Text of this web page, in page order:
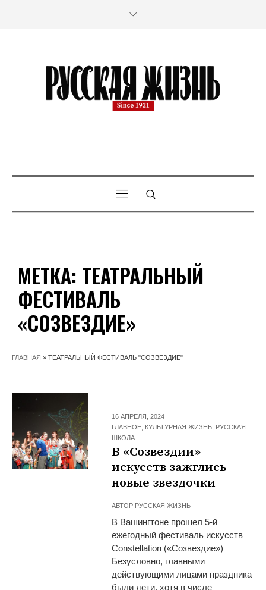
МЕТКА: ТЕАТРАЛЬНЫЙ
ФЕСТИВАЛЬ
«СОЗВЕЗДИЕ»
ГЛАВНАЯ » ТЕАТРАЛЬНЫЙ ФЕСТИВАЛЬ "СОЗВЕЗДИЕ"
16 АПРЕЛЯ, 2024
ГЛАВНОЕ КУЛЬТУРНАЯ ЖИЗНЬ РУССКАЯ
ШКОЛА
В «Созвездии»
искусств зажглись
новые звездочки
АВТОР РУССКАЯ ЖИЗНЬ
В Вашингтоне прошел 5-й
ежегодный фестиваль искусств
Constellation («Созвездие»)
Безусловно, главными
действующими лицами праздника
были дети, хотя в числе